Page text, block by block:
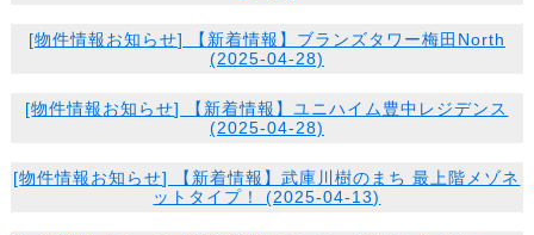
[物件情報お知らせ] 【新着情報】ブランズタワー梅田North
(2025-04-28)
[物件情報お知らせ] 【新着情報】ユニハイム豊中レジデンス
(2025-04-28)
[物件情報お知らせ] 【新着情報】武庫川樹のまち 最上階メゾネ
ットタイプ！ (2025-04-13)